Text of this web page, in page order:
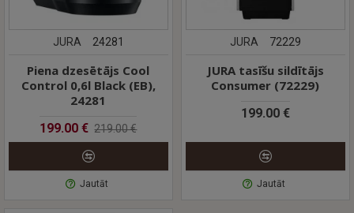
JURA 24281
Piena dzesētājs Cool
Control 0,6l Black (EB),
24281
199.00 € 219.00 €
Jautāt
JURA 72229
JURA tasīšu sildītājs
Consumer (72229)
199.00 €
Jautāt